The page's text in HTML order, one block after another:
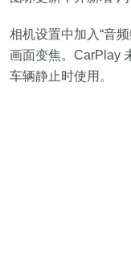
相机设置中加入“音
画面变焦。CarPlay
车辆静止时使用。